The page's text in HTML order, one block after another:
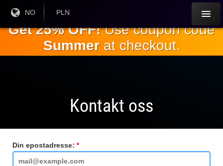
Nåværende
språk:
NO
Gjeldende
PLN
Get 25% OFF!Use coupon code
Summerat checkout.
Kontakt oss
Din epostadresse:
felt